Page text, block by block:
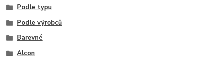
Podle typu
Podle výrobců
Barevné
Alcon